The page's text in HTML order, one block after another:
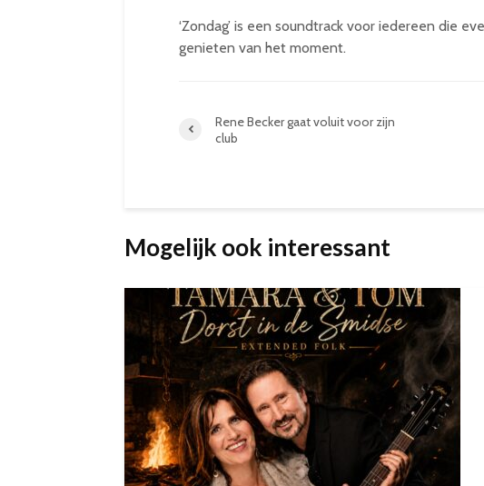
‘Zondag’ is een soundtrack voor iedereen die
genieten van het moment.
Rene Becker gaat voluit voor zijn
club
Mogelijk ook interessant